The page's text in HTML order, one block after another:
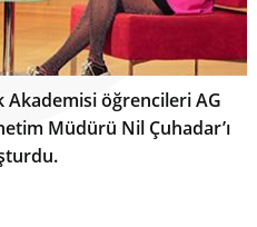
öğrencileri AG
Müdürü Nil Çuhadar’ı